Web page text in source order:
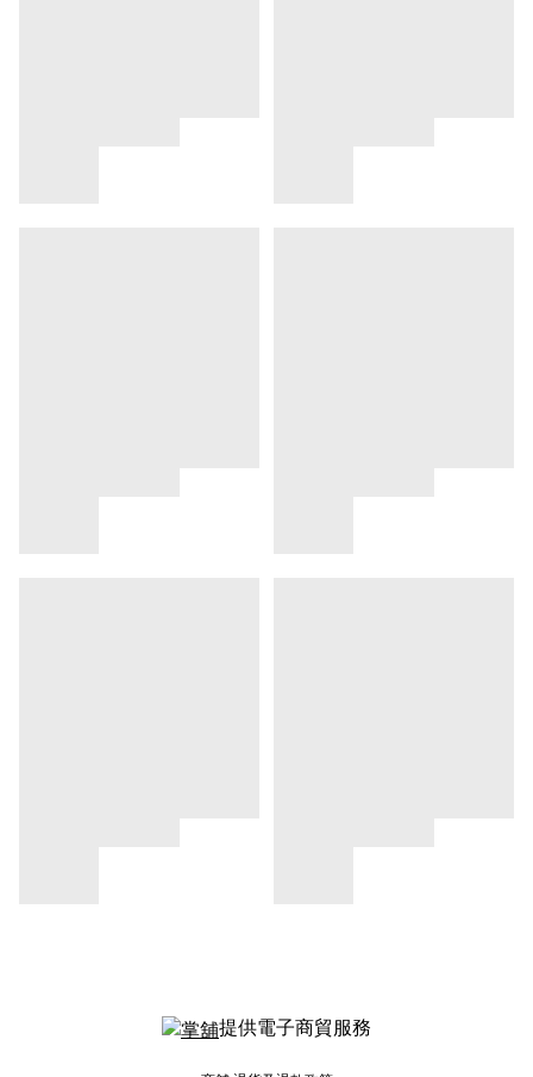
提供電子商貿服務